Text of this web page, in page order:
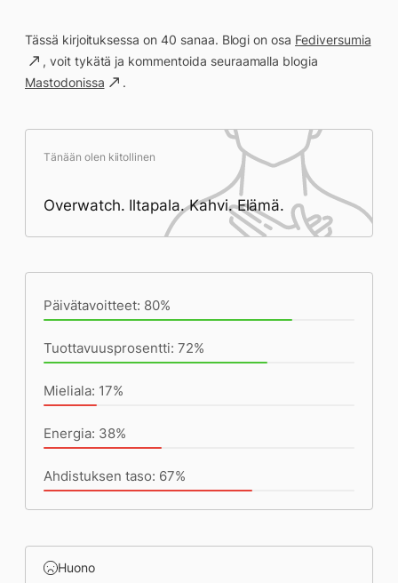
Tässä kirjoituksessa on 40 sanaa. Blogi on osa Fediversumia
, voit tykätä ja kommentoida seuraamalla blogia
Mastodonissa
.
Tänään olen kiitollinen
Overwatch. Iltapala. Kahvi. Elämä.
Päivätavoitteet: 80%
Tuottavuusprosentti: 72%
Mieliala: 17%
Energia: 38%
Ahdistuksen taso: 67%
Huono